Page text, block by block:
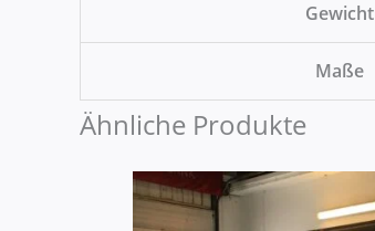
Gewicht
Maße
Ähnliche Produkte